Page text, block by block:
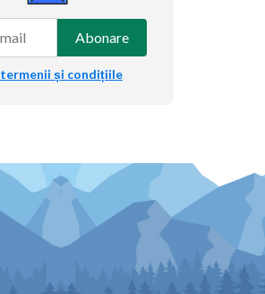
Abonare
termenii și condițiile